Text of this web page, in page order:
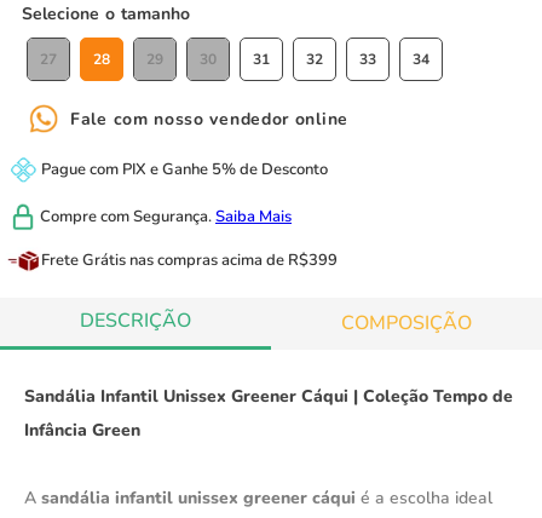
tamanho
27 28 29 30 31 32 33 34
Fale com nosso vendedor online
Pague com PIX eGanhe 5% de Desconto
Compre comSegurança.Saiba Mais
Frete Grátis nas compras acima de R$399
DESCRIÇÃO COMPOSIÇÃO
Sandália Infantil Unissex Greener Cáqui | Coleção Tempo de
Infância Green
A sandália infantil unissex greener cáqui é a escolha ideal